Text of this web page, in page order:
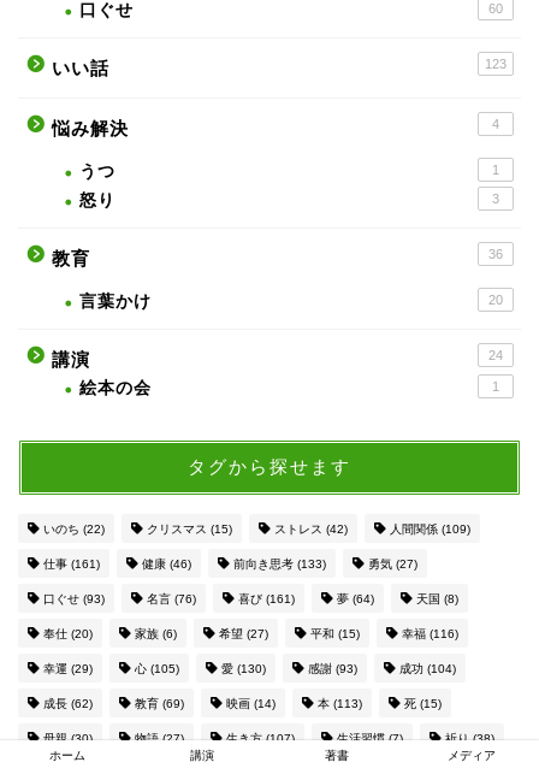
口ぐせ 60
いい話 123
悩み解決 4
うつ 1
怒り 3
教育 36
言葉かけ 20
講演 24
絵本の会 1
タグから探せます
いのち (22) クリスマス (15) ストレス (42) 人間関係 (109)
仕事 (161) 健康 (46) 前向き思考 (133) 勇気 (27)
口ぐせ (93) 名言 (76) 喜び (161) 夢 (64) 天国 (8)
奉仕 (20) 家族 (6) 希望 (27) 平和 (15) 幸福 (116)
幸運 (29) 心 (105) 愛 (130) 感謝 (93) 成功 (104)
成長 (62) 教育 (69) 映画 (14) 本 (113) 死 (15)
母親(30) 物語(27) 生き方(107) 生活習慣(7) 祈り(38)
ホーム 講演 著書 メディア